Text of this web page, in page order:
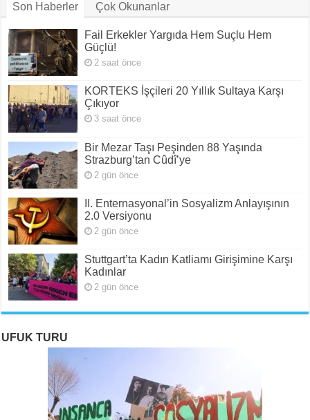
Son Haberler Çok Okunanlar
Fail Erkekler Yargıda Hem Suçlu Hem
Güçlü!
2 saat önce
KORTEKS İşçileri 20 Yıllık Sultaya Karşı
Çıkıyor
3 saat önce
Bir Mezar Taşı Peşinden 88 Yaşında
Strazburg’tan Cûdî’ye
2 gün önce
II. Enternasyonal’in Sosyalizm Anlayışının
2.0 Versiyonu
2 gün önce
Stuttgart’ta Kadın Katliamı Girişimine Karşı
Kadınlar
2 gün önce
UFUK TURU